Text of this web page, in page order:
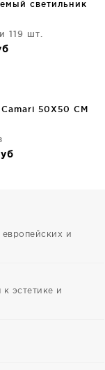
светильник
119 шт.
50X50 CM
и
эстетике и